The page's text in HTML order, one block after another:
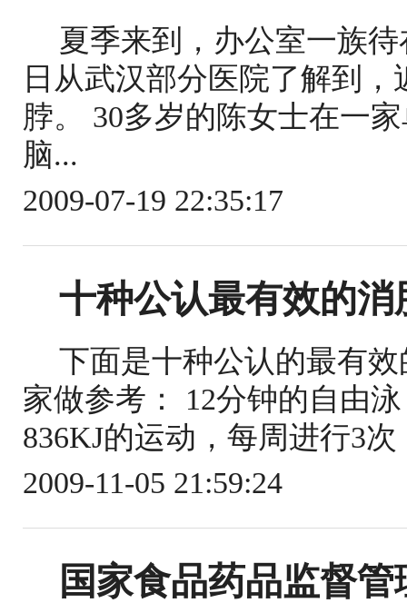
夏季来到，办公室一族
日从武汉部分医院了解到
脖。 30多岁的陈女士在一
脑...
2009-07-19 22:35:17
十种公认最有效的消
下面是十种公认的最有
家做参考： 12分钟的自由
836KJ的运动，每周进行3
2009-11-05 21:59:24
国家食品药品监督